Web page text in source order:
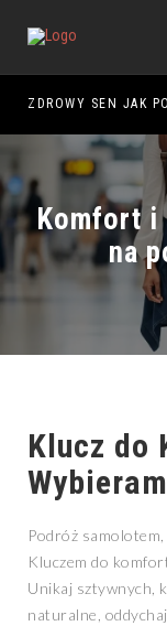
ZDROWY SEN JAK
Komfort i
na
Klucz do
Podróż samolotem,
Kluczem do
Unikaj sztywnych,
naturalne,